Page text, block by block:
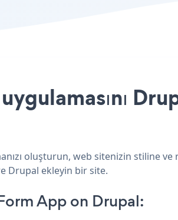
oluşturun, web sitenizin stiline
Drupal ekleyin bir site.
App on Drupal: